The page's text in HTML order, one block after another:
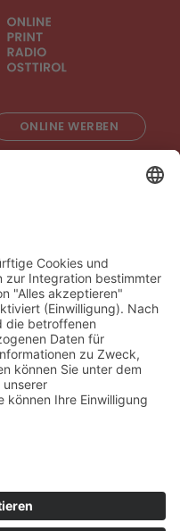
ONLINE WERBEN